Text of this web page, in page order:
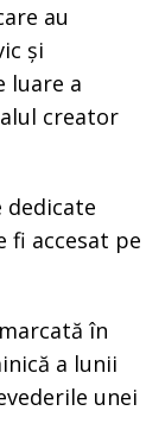
au
și
luare a
creator
dedicate
fi accesat pe
în
a lunii
unei